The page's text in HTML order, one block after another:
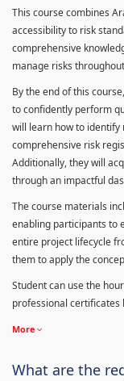
This course combines
accessibility to risk
comprehensive
manage risks
By the end of this
to confidently perform
will learn how to identify
comprehensive risk
Additionally, they will
through an impactful
The course materials
enabling participants to
entire project lifecycle
them to apply the
Student can use the
professional certificates
More
What are the